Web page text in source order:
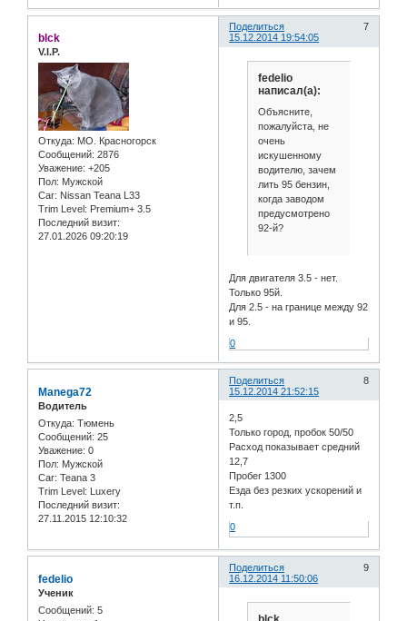
Поделиться
7
15.12.2014 19:54:05
blck
V.I.P.
Откуда: МО. Красногорск
Сообщений: 2876
Уважение: +205
Пол: Мужской
Car: Nissan Teana L33
Trim Level: Premium+ 3.5
Последний визит:
27.01.2026 09:20:19
fedelio
написал(а):
Объясните,
пожалуйста, не
очень
искушенному
водителю, зачем
лить 95 бензин,
когда заводом
предусмотрено
92-й?
Для двигателя 3.5 - нет.
Только 95й.
Для 2.5 - на границе между 92
и 95.
0
Поделиться
8
15.12.2014 21:52:15
Manega72
Водитель
Откуда: Тюмень
Сообщений: 25
Уважение: 0
Пол: Мужской
Car: Teana 3
Trim Level: Luxery
Последний визит:
27.11.2015 12:10:32
2,5
Только город, пробок 50/50
Расход показывает средний
12,7
Пробег 1300
Езда без резких ускорений и
т.п.
0
Поделиться
9
16.12.2014 11:50:06
fedelio
Ученик
Сообщений: 5